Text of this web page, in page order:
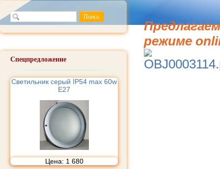
Спецпредложение
Cветильник серый IP54 max 60w
E27
Цена: 1 680
режиме